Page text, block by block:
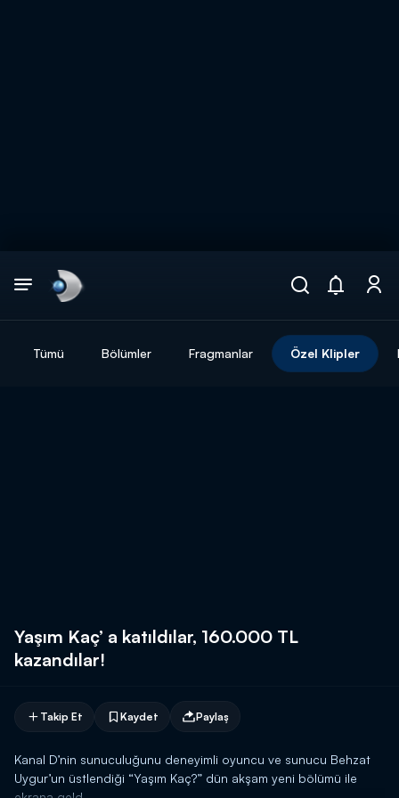
Tümü Bölümler Fragmanlar Özel Klipler
Yaşım Kaç’ a katıldılar, 160.000 TL
kazandılar!
Takip Et Kaydet Paylaş
Kanal D’nin sunuculuğunu deneyimli oyuncu ve sunucu Behzat
Uygur’un üstlendiği “Yaşım Kaç?” dün akşam yeni bölümü ile